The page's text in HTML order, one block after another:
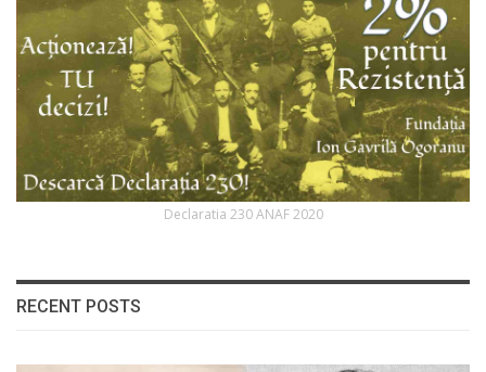
Declaratia 230 ANAF 2020
RECENT POSTS